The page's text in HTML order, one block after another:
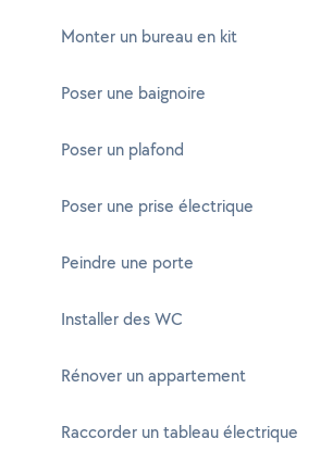
Monter un bureau en kit
Poser une baignoire
Poser un plafond
Poser une prise électrique
Peindre une porte
Installer des WC
Rénover un appartement
Raccorder un tableau électrique